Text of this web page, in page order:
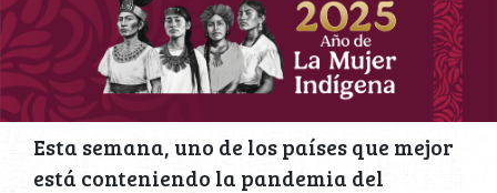
Esta semana, uno de los países que mejor
está conteniendo la pandemia del